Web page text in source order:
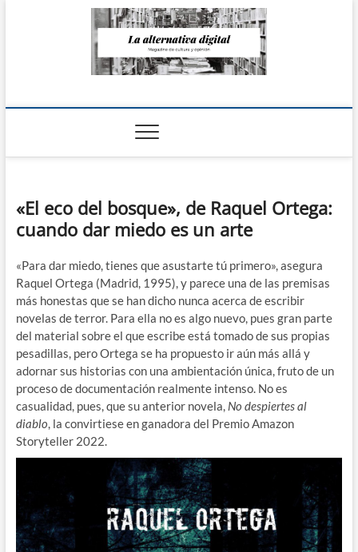
La Alternativa
«El eco del bosque», de Raquel Ortega:
cuando dar miedo es un arte
«Para dar miedo, tienes que asustarte tú primero», asegura
Raquel Ortega (Madrid, 1995), y parece una de las premisas
más honestas que se han dicho nunca acerca de escribir
novelas de terror. Para ella no es algo nuevo, pues gran parte
del material sobre el que escribe está tomado de sus propias
pesadillas, pero Ortega se ha propuesto ir aún más allá y
adornar sus historias con una ambientación única, fruto de un
proceso de documentación realmente intenso. No es
casualidad, pues, que su anterior novela, No despiertes al
diablo, la convirtiese en ganadora del Premio Amazon
Storyteller 2022.